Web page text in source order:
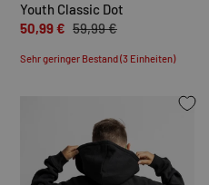
Youth Classic Dot
50,99 € 59,99 €
Sehr geringer Bestand (3 Einheiten)